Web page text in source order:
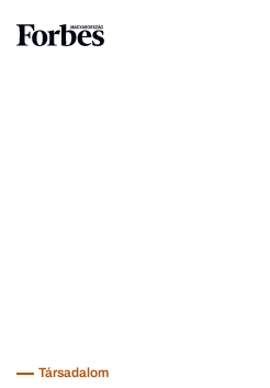
Üzlet
Társadalom